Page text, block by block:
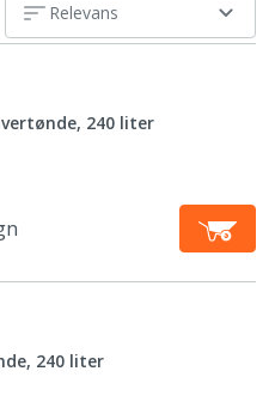
Relevans
240 liter
240 liter